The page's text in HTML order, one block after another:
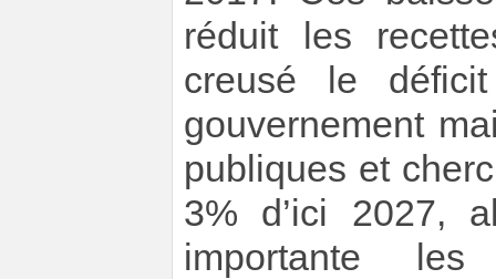
réduit les
creusé le
gouvernement
publiques et
3% d’ici 2027,
importante